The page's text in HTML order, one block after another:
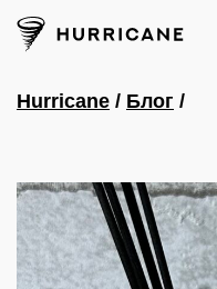
Hurricane / Блог /